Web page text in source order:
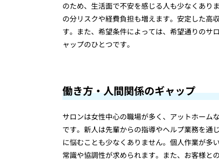
のため、生活面で不安を感じる人も少なくあり
の分リスクや経費負担も増えます。安定した高
す。また、希望条件によっては、希望通りのサ
ャップのひとつです。
働き方・人間関係のギャップ
サロンは女性中心の職場が多く、アットホーム
です。新人は先輩からの指導やヘルプ業務を通
に悩むことも少なくありません。個人作業が多
常識や協調性が求められます。また、お客様と